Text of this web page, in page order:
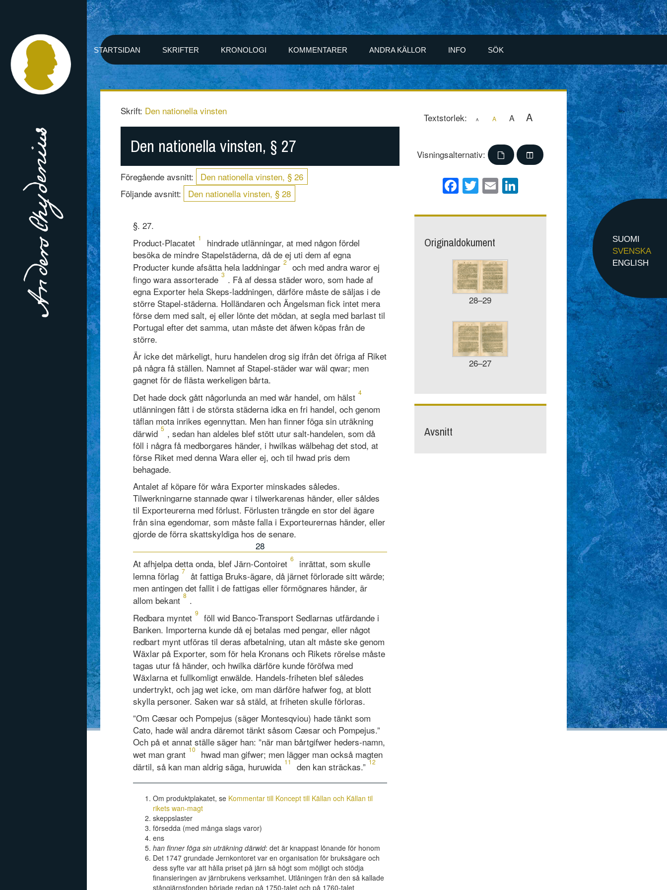
STARTSIDAN SKRIFTER KRONOLOGI KOMMENTARER ANDRA KÄLLOR INFO SÖK
SUOMI
SVENSKA
ENGLISH
Skrift: Den nationella vinsten
Den nationella vinsten, § 27
Föregående avsnitt:
Den nationella vinsten, § 26
Följande avsnitt:
Den nationella vinsten, § 28
Textstorlek: A A A A
Visningsalternativ:
Facebook
Twitter
EmailLinkedIn
§. 27.
Product-Placatet 1
hindrade utlänningar, at med någon fördel
besöka de mindre Stapelstäderna, då de ej uti dem af egna
Producter kunde afsätta hela laddningar 2
och med andra waror ej
fingo wara assorterade 3 . Få af dessa städer woro, som hade af
egna Exporter hela Skeps-laddningen, därföre måste de säljas i de
större Stapel-städerna. Holländaren och Ängelsman fick intet mera
förse dem med salt, ej eller lönte det mödan, at segla med barlast til
Portugal efter det samma, utan måste det äfwen köpas från de
större.
Är icke det märkeligt, huru handelen drog sig ifrån det öfriga af Riket
på några få ställen. Namnet af Stapel-städer war wäl qwar; men
gagnet för de flästa werkeligen bårta.
Det hade dock gått någorlunda an med wår handel, om hälst 4
utlänningen fått i de största städerna idka en fri handel, och genom
täflan mota inrikes egennyttan. Men han finner föga sin uträkning
därwid 5 , sedan han aldeles blef stött utur salt-handelen, som då
föll i några få medborgares händer, i hwilkas wälbehag det stod, at
förse Riket med denna Wara eller ej, och til hwad pris dem
behagade.
Antalet af köpare för wåra Exporter minskades således.
Tilwerkningarne stannade qwar i tilwerkarenas händer, eller såldes
til Exporteurerna med förlust. Förlusten trängde en stor del ägare
från sina egendomar, som måste falla i Exporteurernas händer, eller
gjorde de förra skattskyldiga hos de senare.
28
At afhjelpa detta onda, blef Järn-Contoiret 6
inrättat, som skulle
lemna förlag 7
åt fattiga Bruks-ägare, då järnet förlorade sitt wärde;
men antingen det fallit i de fattigas eller förmögnares händer, är
allom bekant 8 .
Redbara myntet 9
föll wid Banco-Transport Sedlarnas utfärdande i
Banken. Importerna kunde då ej betalas med pengar, eller något
redbart mynt utföras til deras afbetalning, utan alt måste ske genom
Wäxlar på Exporter, som för hela Kronans och Rikets rörelse måste
tagas utur få händer, och hwilka därföre kunde föröfwa med
Wäxlarna et fullkomligt enwälde. Handels-friheten blef således
undertrykt, och jag wet icke, om man därföre hafwer fog, at blott
skylla personer. Saken war så stäld, at friheten skulle förloras.
”Om Cæsar och Pompejus (säger Montesqviou) hade tänkt som
Cato, hade wäl andra däremot tänkt såsom Cæsar och Pompejus.”
Och på et annat ställe säger han: ”när man bårtgifwer heders-namn,
wet man grant 10
hwad man gifwer; men lägger man också magten
därtil, så kan man aldrig säga, huruwida 11 den kan sträckas.” 12
Om produktplakatet, se Kommentar till Koncept till Källan och Källan til
rikets wan-magt
skeppslaster
försedda (med många slags varor)
ens
han finner föga sin uträkning därwid: det är knappast lönande för honom
Det 1747 grundade Jernkontoret var en organisation för bruksägare och
dess syfte var att hålla priset på järn så högt som möjligt och stödja
finansieringen av järnbrukens verksamhet. Utlåningen från den så kallade
stångjärnsfonden började redan på 1750-talet och på 1760-talet
Originaldokument
28–29
26–27
Avsnitt